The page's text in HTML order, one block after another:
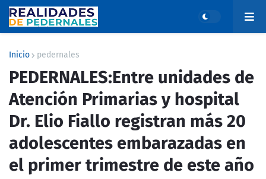
Inicio pedernales
PEDERNALES:Entre unidades de
Atención Primarias y hospital
Dr. Elio Fiallo registran más 20
adolescentes embarazadas en
el primer trimestre de este año